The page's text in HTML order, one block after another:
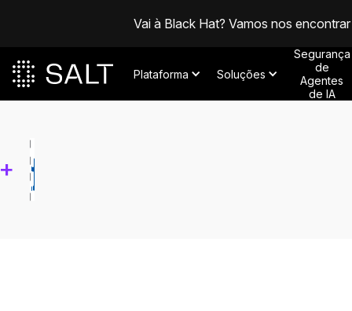
Vai à Black Hat? Vamos nos encontrar
Plataforma Soluções
Segurança
de
Agentes
de IA